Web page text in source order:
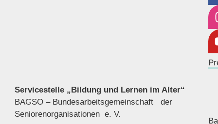
Servicestelle „Bildung und Lernen im Alter“
BAGSO – Bundesarbeitsgemeinschaft der
Seniorenorganisationen e. V.